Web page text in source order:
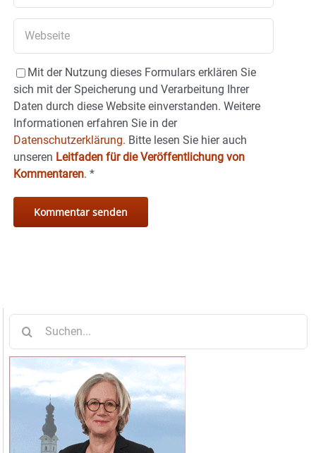
Mit der Nutzung dieses Formulars erklären Sie
sich mit der Speicherung und Verarbeitung Ihrer
Daten durch diese Website einverstanden. Weitere
Informationen erfahren Sie in der
Datenschutzerklärung. Bitte lesen Sie hier auch
unseren Leitfaden für die Veröffentlichung von
Kommentaren. *
nach: